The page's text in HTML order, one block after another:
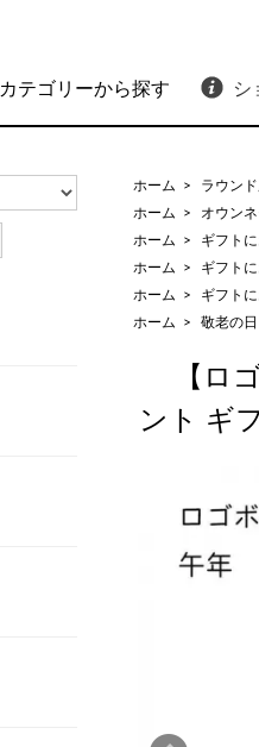
カテゴリーから探す シ
ホーム > ラウン
ホーム
>
オウン
ホーム
>
ギフト
ホーム
> ギフト
ホーム
> ギフト
ホーム
> 敬老の日
【ロ
ント ギ